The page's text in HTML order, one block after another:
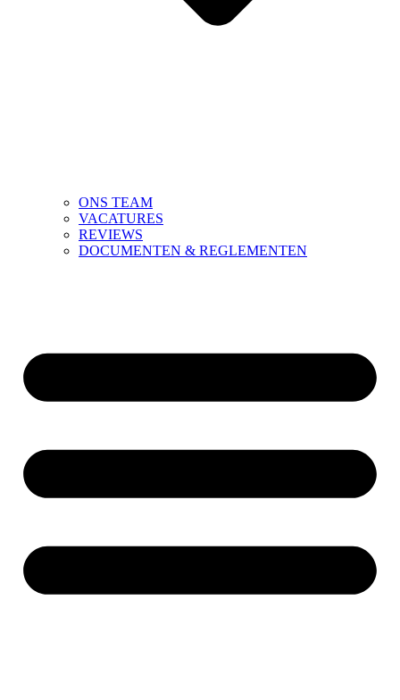
ONS TEAM
VACATURES
REVIEWS
DOCUMENTEN & REGLEMENTEN